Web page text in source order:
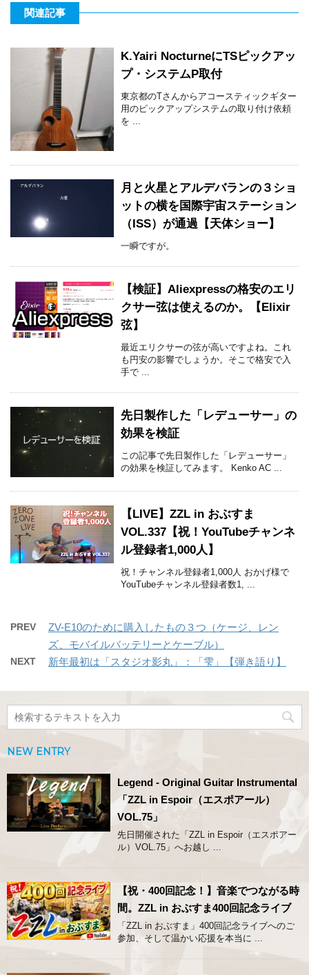
関連記事
K.Yairi NocturneにTSピックアッ
プ・システムP取付
東京都のTさんからアコースティックギター
用のピックアップシステムの取り付け依頼
を ...
月と火星とアルデバランの３ショ
ットの横を国際宇宙ステーション
（ISS）が通過【天体ショー】
一瞬ですが。
【検証】Aliexpressの格安のエリ
クサー弦は使えるのか。【Elixir
弦】
最近エリクサーの弦が高いですよね。これ
も円安の影響でしょうか。そこで格安で入
手で ...
先日製作した「レデューサー」の
効果を検証
この記事で先日製作した「レデューサー」
の効果を検証してみます。 Kenko AC ...
【LIVE】ZZL in おぶすま
VOL.337【祝！YouTubeチャンネ
ル登録者1,000人】
祝！チャンネル登録者1,000人 おかげ様で
YouTubeチャンネル登録者数1, ...
PREV
ZV-E10のために購入したもの３つ（ケージ、レン
ズ、モバイルバッテリーとケーブル）
NEXT 新年最初は「スタジオ影丸」：「雫」【弾き語り】
NEW ENTRY
Legend - Original Guitar Instrumental
「ZZL in Espoir（エスポアール）
VOL.75」
先日開催された「ZZL in Espoir（エスポアー
ル）VOL.75」へお越し ...
【祝・400回記念！】音楽でつながる時
間。ZZL in おぶすま400回記念ライブ
「ZZL in おぶすま」400回記念ライブへのご
参加、そして温かい応援を本当に ...